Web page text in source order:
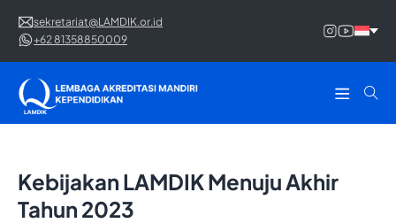
sekretariat@LAMDIK.or.id
+62 81358850009
Kebijakan LAMDIK Menuju Akhir
Tahun 2023